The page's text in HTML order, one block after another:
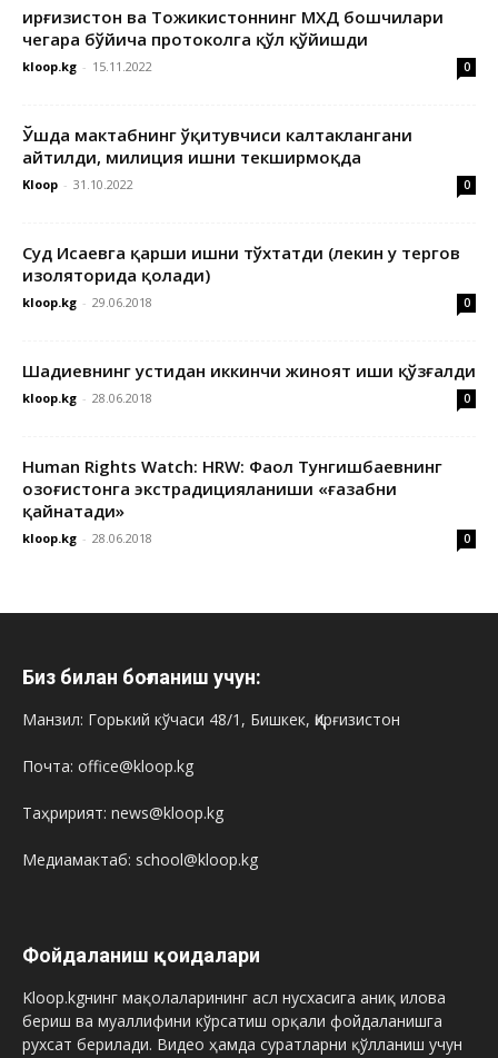
Қирғизистон ва Тожикистоннинг МХДҚ бошчилари
чегара бўйича протоколга қўл қўйишди
kloop.kg - 15.11.2022 0
Ўшда мактабнинг ўқитувчиси калтаклангани
айтилди, милиция ишни текширмоқда
Kloop - 31.10.2022 0
Суд Исаевга қарши ишни тўхтатди (лекин у тергов
изоляторида қолади)
kloop.kg - 29.06.2018 0
Шадиевнинг устидан иккинчи жиноят иши қўзғалди
kloop.kg - 28.06.2018 0
Human Rights Watch: HRW: Фаол Тунгишбаевнинг
Қозоғистонга экстрадицияланиши «ғазабни
қайнатади»
kloop.kg - 28.06.2018 0
Биз билан боғланиш учун:
Манзил: Горький кўчаси 48/1, Бишкек, Қирғизистон
Почта: office@kloop.kg
Таҳририят: news@kloop.kg
Медиамактаб: school@kloop.kg
Фойдаланиш қоидалари
Kloop.kgнинг мақолаларининг асл нусхасига аниқ илова
бериш ва муаллифини кўрсатиш орқали фойдаланишга
рухсат берилади. Видео ҳамда суратларни қўлланиш учун